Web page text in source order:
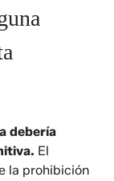
debería
El
la prohibición